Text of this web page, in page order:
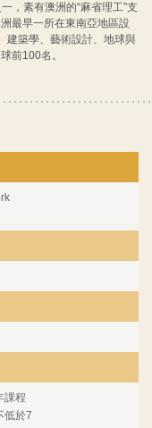
，素有澳洲的“麻省理工”支
最早一所在東南亞地區設
建築學、藝術設計、地球與
前100名。
課程
低於7